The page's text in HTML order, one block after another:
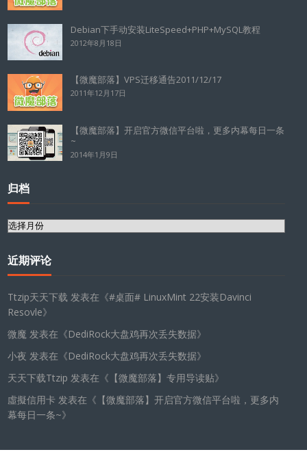
Debian下手动安装LiteSpeed+PHP+MySQL教程
2012年8月18日
【微魔部落】VPS迁移通告2011/12/17
2011年12月17日
【微魔部落】开启官方微信平台啦，更多内幕每日一条
~
2014年1月9日
归档
归
近期评论
Ttzip天天下载 发表在《#桌面# LinuxMint 22安装Davinci
Resovle》
微魔 发表在《DediRock大盘鸡再次丢失数据》
小夜 发表在《DediRock大盘鸡再次丢失数据》
天天下载Ttzip 发表在《 【微魔部落】专用导读贴》
虛擬信用卡 发表在《 【微魔部落】开启官方微信平台啦，更多内
幕每日一条~》